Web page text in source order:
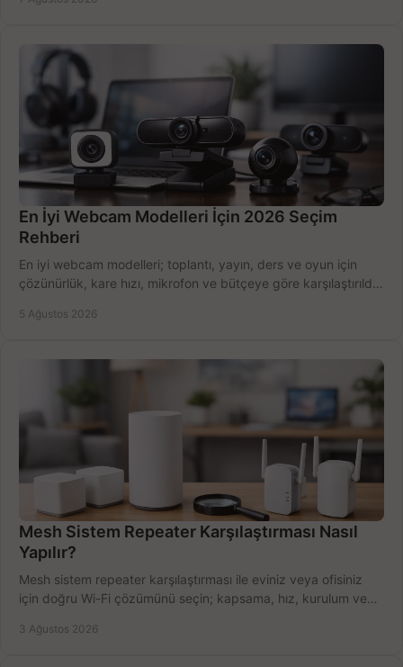
En İyi Webcam Modelleri İçin 2026 Seçim
Rehberi
En iyi webcam modelleri; toplantı, yayın, ders ve oyun için
çözünürlük, kare hızı, mikrofon ve bütçeye göre karşılaştırıldı.
5 Ağustos 2026
Mesh Sistem Repeater Karşılaştırması Nasıl
Yapılır?
Mesh sistem repeater karşılaştırması ile eviniz veya ofisiniz
için doğru Wi-Fi çözümünü seçin; kapsama, hız, kurulum ve
3 Ağustos 2026